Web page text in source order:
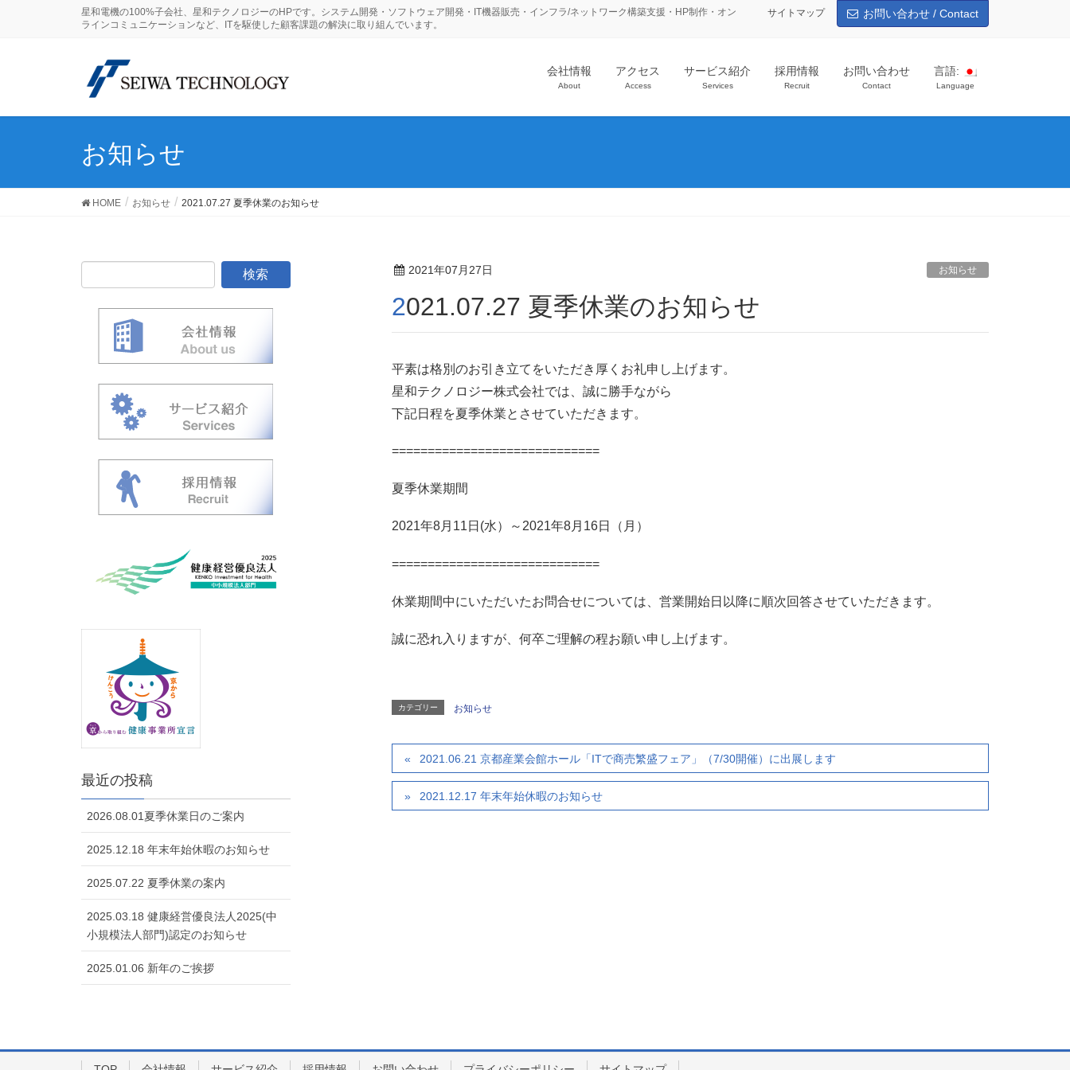
星和電機の100%子会社、星和テクノロジーのHPです。システム開発・ソフトウェア開発・IT機器販売・インフラ/ネットワーク構築支援・HP制作・オン
ラインコミュニケーションなど、ITを駆使した顧客課題の解決に取り組んでいます。
サイトマップ お問い合わせ / Contact
会社情報
About
アクセス
Access
サービス紹介
Services
採用情報
Recruit
お問い合わせ
Contact
言語:
Language
お知らせ
HOME お知らせ 2021.07.27 夏季休業のお知らせ
2021年07月27日 お知らせ
2021.07.27 夏季休業のお知らせ
平素は格別のお引き立てをいただき厚くお礼申し上げます。
星和テクノロジー株式会社では、誠に勝手ながら
下記日程を夏季休業とさせていただきます。
=============================
夏季休業期間
2021年8月11日(水）～2021年8月16日（月）
=============================
休業期間中にいただいたお問合せについては、営業開始日以降に順次回答させていただきます。
誠に恐れ入りますが、何卒ご理解の程お願い申し上げます。
カテゴリー お知らせ
2021.06.21 京都産業会館ホール「ITで商売繁盛フェア」（7/30開催）に出展します
2021.12.17 年末年始休暇のお知らせ
最近の投稿
2026.08.01夏季休業日のご案内
2025.12.18 年末年始休暇のお知らせ
2025.07.22 夏季休業の案内
2025.03.18 健康経営優良法人2025(中
小規模法人部門)認定のお知らせ
2025.01.06 新年のご挨拶